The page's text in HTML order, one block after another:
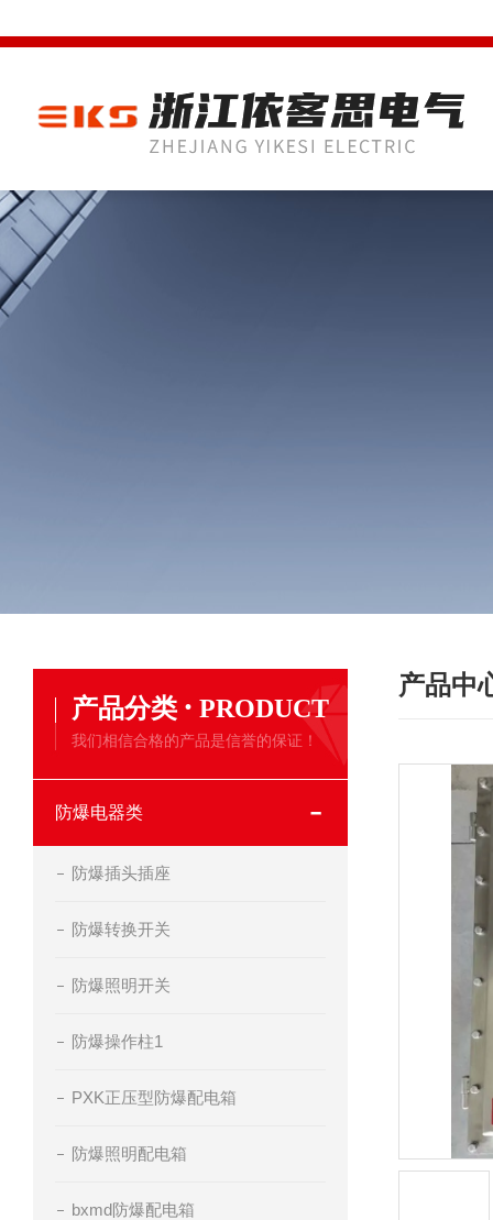
产品分类 · PRODUCT
我们相信合格的产品是信誉的保证！
防爆电器类
防爆插头插座
防爆转换开关
防爆照明开关
防爆操作柱1
PXK正压型防爆配电箱
防爆照明配电箱
bxmd防爆配电箱
产品中